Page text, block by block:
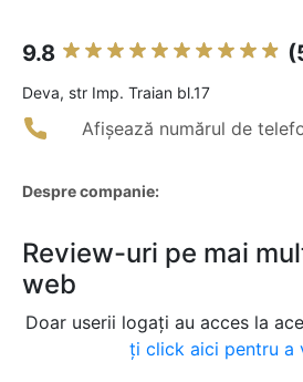
9.8
Deva, str Imp. Traian bl.17
Afișează numărul de
Despre companie:
Review-uri pe mai
web
Doar userii logați au acces la
ți click aici pentru a